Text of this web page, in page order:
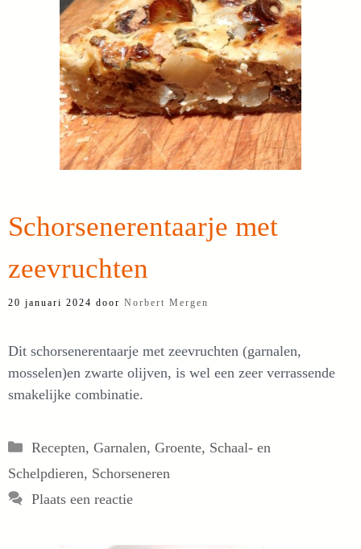
Schorsenerentaarje met
zeevruchten
20 januari 2024 door Norbert Mergen
Dit schorsenerentaarje met zeevruchten (garnalen,
mosselen)en zwarte olijven, is wel een zeer verrassende
smakelijke combinatie.
Categorieën
Recepten, Garnalen, Groente, Schaal- en
Schelpdieren, Schorseneren
Plaats een reactie